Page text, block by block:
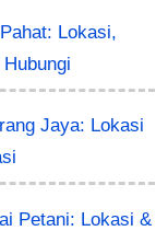
Lokasi,
Jaya: Lokasi
Petani: Lokasi &